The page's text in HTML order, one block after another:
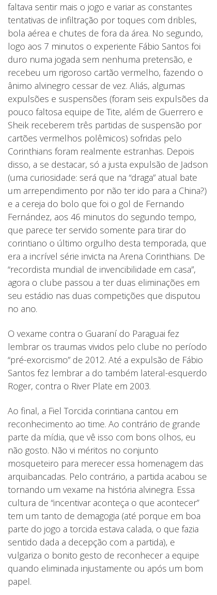
faltava sentir mais o jogo e variar as constantes
tentativas de infiltração por toques com dribles,
bola aérea e chutes de fora da área. No segundo,
logo aos 7 minutos o experiente Fábio Santos foi
duro numa jogada sem nenhuma pretensão, e
recebeu um rigoroso cartão vermelho, fazendo o
ânimo alvinegro cessar de vez. Aliás, algumas
expulsões e suspensões (foram seis expulsões da
pouco faltosa equipe de Tite, além de Guerrero e
Sheik receberem três partidas de suspensão por
cartões vermelhos polêmicos) sofridas pelo
Corinthians foram realmente estranhas. Depois
disso, a se destacar, só a justa expulsão de Jadson
(uma curiosidade: será que na “draga” atual bate
um arrependimento por não ter ido para a China?)
e a cereja do bolo que foi o gol de Fernando
Fernández, aos 46 minutos do segundo tempo,
que parece ter servido somente para tirar do
corintiano o último orgulho desta temporada, que
era a incrível série invicta na Arena Corinthians. De
“recordista mundial de invencibilidade em casa”,
agora o clube passou a ter duas eliminações em
seu estádio nas duas competições que disputou
no ano.
O vexame contra o Guaraní do Paraguai fez
lembrar os traumas vividos pelo clube no período
“pré-exorcismo” de 2012. Até a expulsão de Fábio
Santos fez lembrar a do também lateral-esquerdo
Roger, contra o River Plate em 2003.
Ao final, a Fiel Torcida corintiana cantou em
reconhecimento ao time. Ao contrário de grande
parte da mídia, que vê isso com bons olhos, eu
não gosto. Não vi méritos no conjunto
mosqueteiro para merecer essa homenagem das
arquibancadas. Pelo contrário, a partida acabou se
tornando um vexame na história alvinegra. Essa
cultura de “incentivar aconteça o que acontecer”
tem um tanto de demagogia (até porque em boa
parte do jogo a torcida estava calada, o que fazia
sentido dada a decepção com a partida), e
vulgariza o bonito gesto de reconhecer a equipe
quando eliminada injustamente ou após um bom
papel.